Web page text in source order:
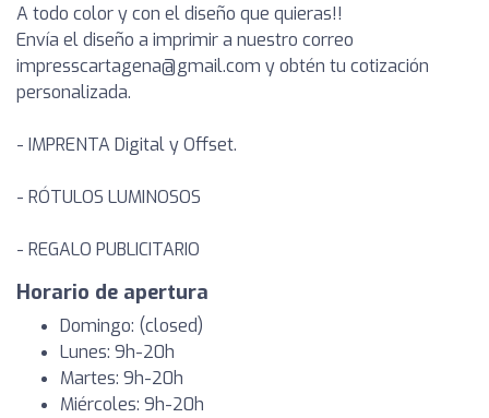
A todo color y con el diseño que quieras!!
Envía el diseño a imprimir a nuestro correo
impresscartagena@gmail.com y obtén tu cotización
personalizada.
- IMPRENTA Digital y Offset.
- RÓTULOS LUMINOSOS
- REGALO PUBLICITARIO
Horario de apertura
Domingo: (closed)
Lunes: 9h-20h
Martes: 9h-20h
Miércoles: 9h-20h